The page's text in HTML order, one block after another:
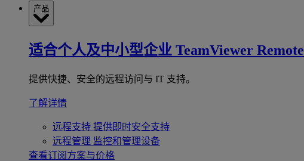
产品
适合个人及中小型企业 TeamViewer Remote
提供快捷、安全的远程访问与 IT 支持。
了解详情
远程支持 提供即时安全支持
远程管理 监控和管理设备
查看订阅方案与价格